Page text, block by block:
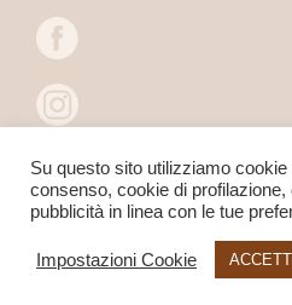
Copyright 2022©Viaggitribali
Su questo sito utilizziamo
consenso, cookie di
pubblicità in linea con le tue
Impostazioni Cookie